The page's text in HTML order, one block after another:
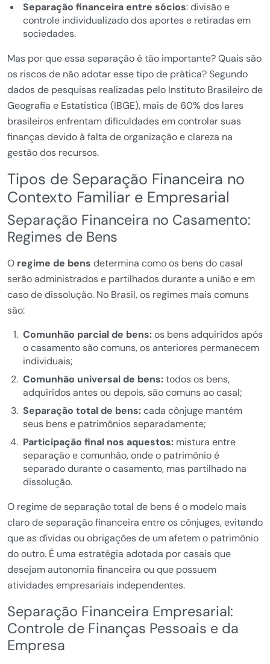
Separação financeira entre sócios: divisão e
controle individualizado dos aportes e retiradas em
sociedades.
Mas por que essa separação é tão importante? Quais são
os riscos de não adotar esse tipo de prática? Segundo
dados de pesquisas realizadas pelo Instituto Brasileiro de
Geografia e Estatística (IBGE), mais de 60% dos lares
brasileiros enfrentam dificuldades em controlar suas
finanças devido à falta de organização e clareza na
gestão dos recursos.
Tipos de Separação Financeira no
Contexto Familiar e Empresarial
Separação Financeira no Casamento:
Regimes de Bens
O regime de bens determina como os bens do casal
serão administrados e partilhados durante a união e em
caso de dissolução. No Brasil, os regimes mais comuns
são:
Comunhão parcial de bens:os bens adquiridos após
o casamento são comuns, os anteriores permanecem
individuais;
Comunhão universal de bens:todos os bens,
adquiridos antes ou depois, são comuns ao casal;
Separação total de bens:cada cônjuge mantém
seus bens e patrimônios separadamente;
Participação final nos aquestos:mistura entre
separação e comunhão, onde o patrimônio é
separado durante o casamento, mas partilhado na
dissolução.
O regime de separação total de bens é o modelo mais
claro de separação financeira entre os cônjuges, evitando
que as dívidas ou obrigações de um afetem o patrimônio
do outro. É uma estratégia adotada por casais que
desejam autonomia financeira ou que possuem
atividades empresariais independentes.
Separação Financeira Empresarial:
Controle de Finanças Pessoais e da
Empresa